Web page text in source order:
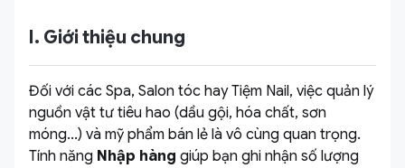
I. Giới thiệu chung
Đối với các Spa, Salon tóc hay Tiệm Nail, việc quản lý
nguồn vật tư tiêu hao (dầu gội, hóa chất, sơn
móng...) và mỹ phẩm bán lẻ là vô cùng quan trọng.
Tính năng Nhập hàng giúp bạn ghi nhận số lượng